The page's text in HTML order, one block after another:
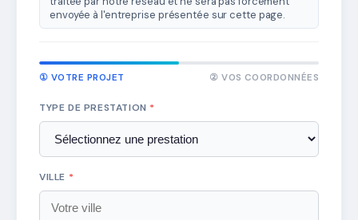
envoyée à l'entreprise présentée sur cette page.
① VOTRE PROJET ② VOS COORDONNÉES
TYPE DE PRESTATION *
VILLE *